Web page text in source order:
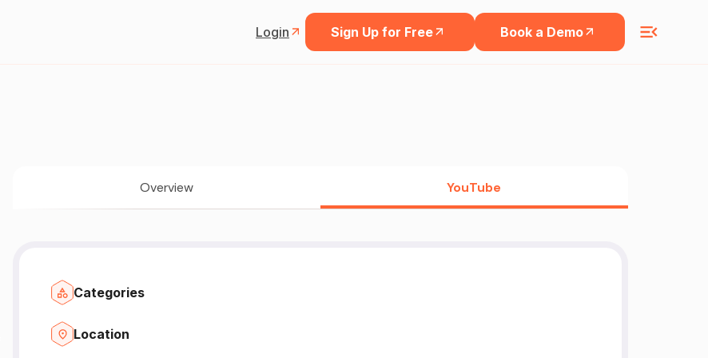
Login Sign Up for Free Book a Demo
Overview YouTube
Categories
Location